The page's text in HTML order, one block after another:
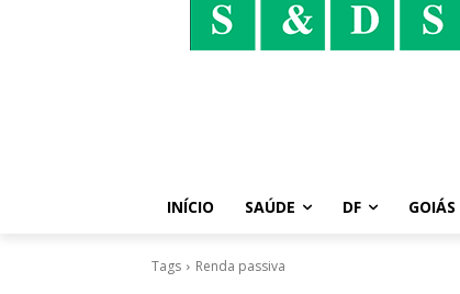
INÍCIO SAÚDE DF GOIÁS
Tags Renda passiva